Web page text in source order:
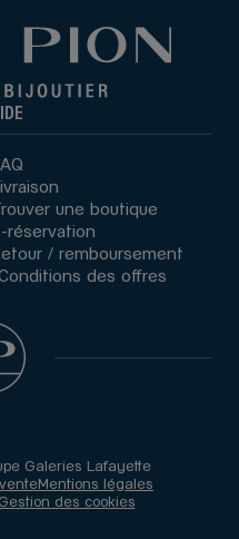
une boutique
réservation
/ remboursement
des offres
Galeries Lafayette
Mentions légales
des cookies